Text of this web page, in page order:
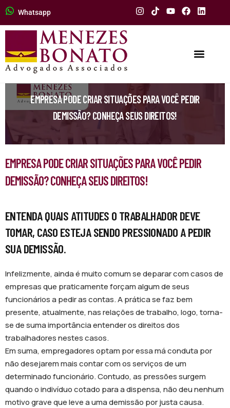
Whatsapp
EMPRESA PODE CRIAR SITUAÇÕES PARA VOCÊ PEDIR
DEMISSÃO? CONHEÇA SEUS DIREITOS!
EMPRESA PODE CRIAR SITUAÇÕES PARA VOCÊ PEDIR
DEMISSÃO? CONHEÇA SEUS DIREITOS!
ENTENDA QUAIS ATITUDES O TRABALHADOR DEVE
TOMAR, CASO ESTEJA SENDO PRESSIONADO A PEDIR
SUA DEMISSÃO.
Infelizmente, ainda é muito comum se deparar com casos de
empresas que praticamente forçam algum de seus
funcionários a pedir as contas. A prática se faz bem
presente, atualmente, nas relações de trabalho, logo, torna-
se de suma importância entender os direitos dos
trabalhadores nestes casos.
Em suma, empregadores optam por essa má conduta por
não desejarem mais contar com os serviços de um
determinado funcionário. Contudo, as pressões surgem
quando o indivíduo cotado para a dispensa, não deu nenhum
motivo grave que leve a uma demissão por justa causa.